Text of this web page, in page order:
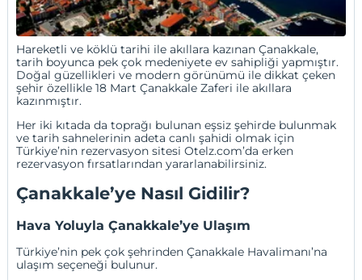
Hareketli ve köklü tarihi ile akıllara kazınan Çanakkale,
tarih boyunca pek çok medeniyete ev sahipliği yapmıştır.
Doğal güzellikleri ve modern görünümü ile dikkat çeken
şehir özellikle 18 Mart Çanakkale Zaferi ile akıllara
kazınmıştır.
Her iki kıtada da toprağı bulunan eşsiz şehirde bulunmak
ve tarih sahnelerinin adeta canlı şahidi olmak için
Türkiye’nin rezervasyon sitesi Otelz.com’da erken
rezervasyon fırsatlarından yararlanabilirsiniz.
Çanakkale’ye Nasıl Gidilir?
Hava Yoluyla Çanakkale’ye Ulaşım
Türkiye’nin pek çok şehrindenÇanakkale Havalimanı’na
ulaşım seçeneği bulunur.